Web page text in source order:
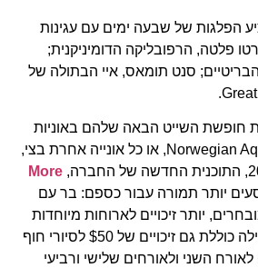
הפלגות של שבעה ימים עם עגינות
פלטה, הרפובליקה הדומיניקנית;
סנט תומאס, איי הבתולה של
השייט הבאה שלהם באוניות
Norwegian Aqua, Norwegian Luna, או כל אונייה אחרת בצי,
More
יותר תמורה עבור כספם: בר עם
יותר זיכויים לארוחות מיוחדות
ועוד דקות Wi-Fi. החבילה כוללת גם זיכויים של $50 לסיורי חוף
השני ולאורחים שלישי ורביעי